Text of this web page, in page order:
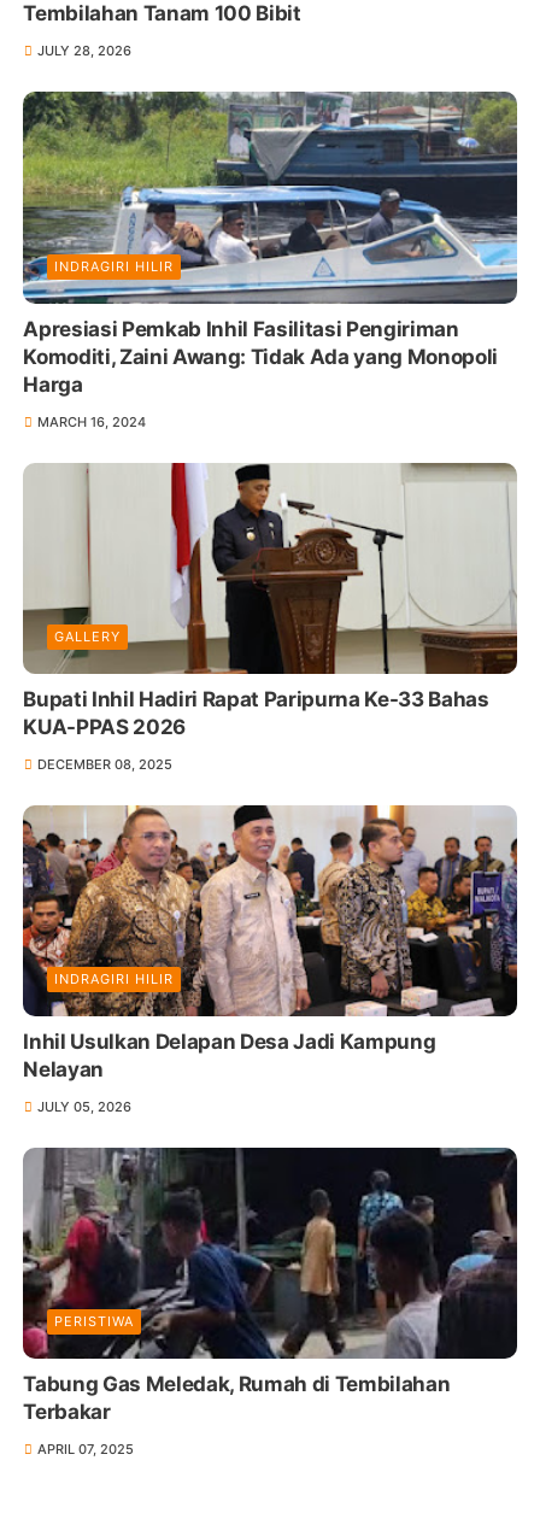
Tembilahan Tanam 100 Bibit
JULY 28, 2026
INDRAGIRI HILIR
Apresiasi Pemkab Inhil Fasilitasi Pengiriman
Komoditi, Zaini Awang: Tidak Ada yang Monopoli
Harga
MARCH 16, 2024
GALLERY
Bupati Inhil Hadiri Rapat Paripurna Ke-33 Bahas
KUA-PPAS 2026
DECEMBER 08, 2025
INDRAGIRI HILIR
Inhil Usulkan Delapan Desa Jadi Kampung
Nelayan
JULY 05, 2026
PERISTIWA
Tabung Gas Meledak, Rumah di Tembilahan
Terbakar
APRIL 07, 2025